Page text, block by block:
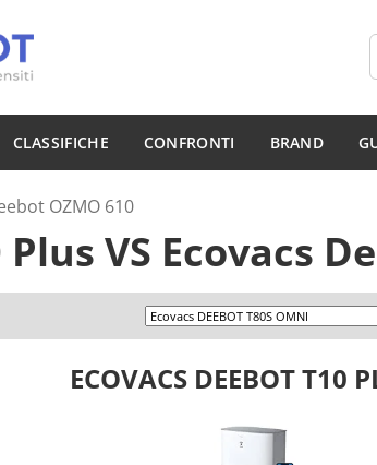
CLASSIFICHE CONFRONTI BRAND
OZMO 610
Plus VS Ecovacs
ECOVACS DEEBOT T10